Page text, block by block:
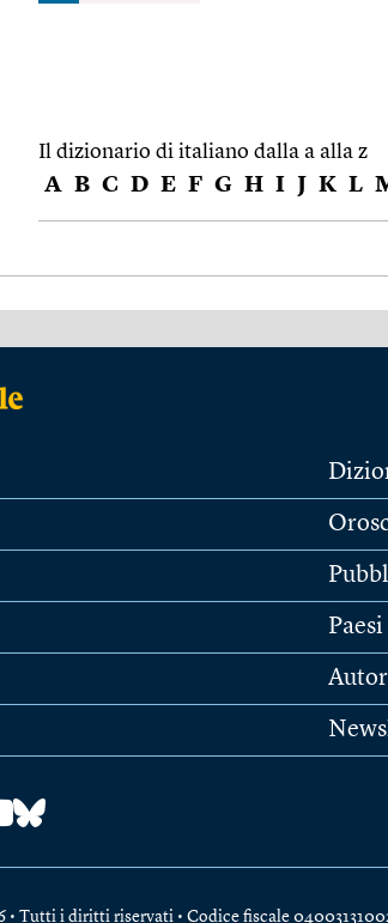
Il dizionario di italiano dalla a alla z
A B C D E F G H I J K L
Paesi
• Tutti i diritti riservati • Codice fiscale